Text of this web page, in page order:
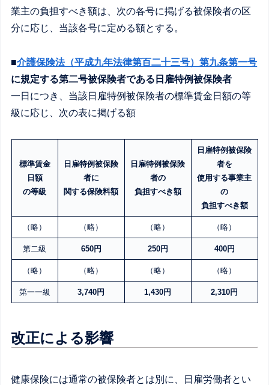
業主の負担すべき額は、次の各号に掲げる被保険者の区
分に応じ、当該各号に定める額とする。
■介護保険法（平成九年法律第百二十三号）第九条第一号
に規定する第二号被保険者である日雇特例被保険者
一日につき、当該日雇特例被保険者の標準賃金日額の等
級に応じ、次の表に掲げる額
標準賃金
日額
の等級
日雇特例被保険
者に
関する保険料額
日雇特例被保険
者の
負担すべき額
日雇特例被保険
者を
使用する事業主
の
負担すべき額
（略） （略） （略） （略）
第二級 650円 250円 400円
（略） （略） （略） （略）
第一一級 3,740円 1,430円 2,310円
改正による影響
健康保険には通常の被保険者とは別に、日雇労働者とい